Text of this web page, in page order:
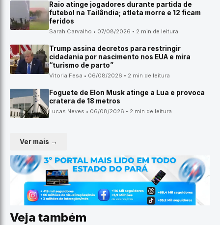
Raio atinge jogadores durante partida de
futebol na Tailândia; atleta morre e 12 ficam
feridos
Sarah Carvalho • 07/08/2026 • 2 min de leitura
Trump assina decretos para restringir
cidadania por nascimento nos EUA e mira
“turismo de parto”
Vitoria Fesa • 06/08/2026 • 2 min de leitura
Foguete de Elon Musk atinge a Lua e provoca
cratera de 18 metros
Lucas Neves • 06/08/2026 • 2 min de leitura
Ver mais →
Veja também